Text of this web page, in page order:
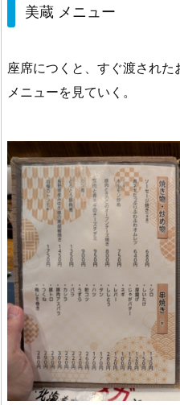
美蔵 メニュー
座席につくと、すぐ渡された
メニューを見ていく。